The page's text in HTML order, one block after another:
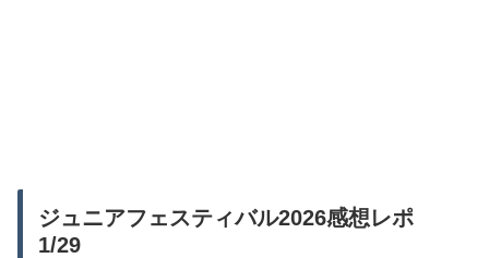
ジュニアフェスティバル2026感想レポ
1/29